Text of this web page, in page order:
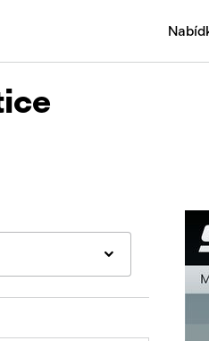
Přívěsy a